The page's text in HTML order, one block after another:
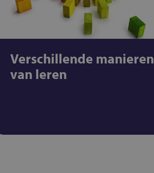
Verschillende manieren
van leren